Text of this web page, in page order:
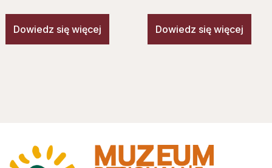
Dowiedz się więcej Dowiedz się więcej